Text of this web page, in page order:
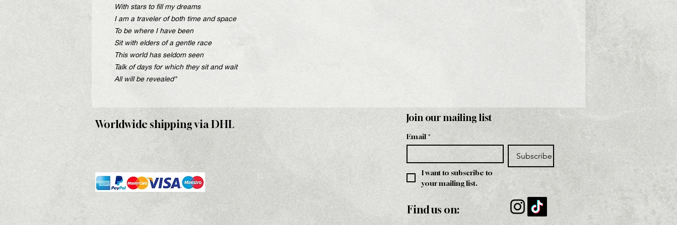
With stars to fill my dreams
I am a traveler of both time and space
To be where I have been
Sit with elders of a gentle race
This world has seldom seen
Talk of days for which they sit and wait
All will be revealed"
Worldwide shipping via DHL
Join our mailing list
Email *
Subscribe
I want to subscribe to
your mailing list.
Find us on: